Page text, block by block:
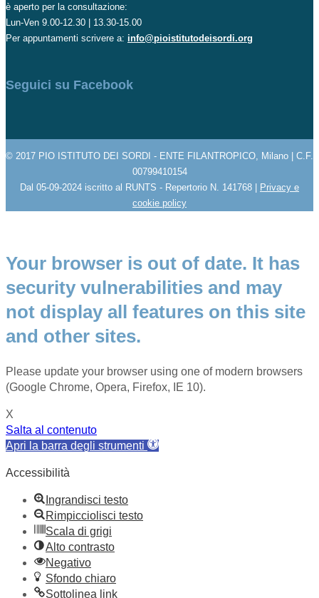
è aperto per la consultazione:
Lun-Ven 9.00-12.30 | 13.30-15.00
Per appuntamenti scrivere a: info@pioistitutodeisordi.org
Seguici su Facebook
© 2017 PIO ISTITUTO DEI SORDI - ENTE FILANTROPICO, Milano | C.F.
00799410154
Dal 05-09-2024 iscritto al RUNTS - Repertorio N. 141768 | Privacy e
cookie policy
Your browser is out of date. It has
security vulnerabilities and may
not display all features on this site
and other sites.
Please update your browser using one of modern browsers
(Google Chrome, Opera, Firefox, IE 10).
X
Salta al contenuto
Apri la barra degli strumenti
Accessibilità
Ingrandisci testo
Rimpicciolisci testo
Scala di grigi
Alto contrasto
Negativo
Sfondo chiaro
Sottolinea link